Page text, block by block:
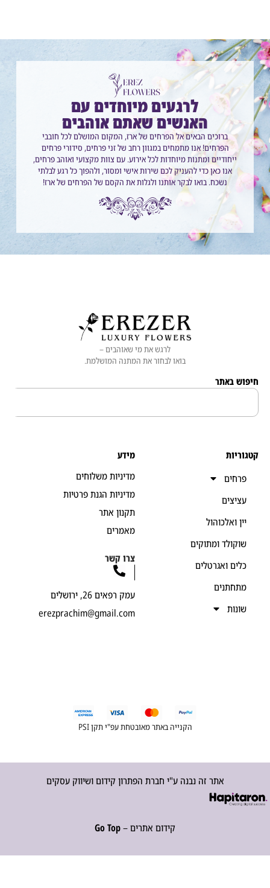
לרגעים מיוחדים עם
האנשים שאתם אוהבים
ברוכים הבאים אל הפרחים של ארז, המקום המושלם לכל חובבי
הפרחים! אנו מתמחים במגוון רחב של זני פרחים, סידורי פרחים
ייחודיים ומתנות מיוחדות לכל אירוע. עם צוות מקצועי ואוהב פרחים,
אנו כאן כדי להעניק לכם שירות אישי ומסור, ולהפוך כל רגע לבלתי
נשכח. בואו לבקר אותנו ולגלות את הקסם של הפרחים של ארז!
לרגש את מי שאוהבים –
בואו לבחור את המתנה המושלמת.
באתר
ואלכוהול
ומתוקים
ואגרטלים
מדיניות משלוחים
מדיניות הגנת פרטיות
תקנון אתר
צרו קשר
עמק רפאים 26, ירושלים
erezprachim@gmail.com
הקנייה באתר מאובטחת עפ"י תקן PSI
אתר זה נבנה ע"י חברת הפתרון קידום ושיווק עסקים
קידום אתרים –Go Top